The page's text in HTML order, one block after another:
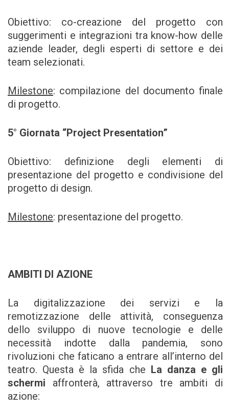
Obiettivo: co-creazione del progetto con
suggerimenti e integrazioni tra know-how delle
aziende leader, degli esperti di settore e dei
team selezionati.
Milestone: compilazione del documento finale
di progetto.
5° Giornata “Project Presentation”
Obiettivo: definizione degli elementi di
presentazione del progetto e condivisione del
progetto di design.
Milestone: presentazione del progetto.
AMBITI DI AZIONE
La digitalizzazione dei servizi e la
remotizzazione delle attività, conseguenza
dello sviluppo di nuove tecnologie e delle
necessità indotte dalla pandemia, sono
rivoluzioni che faticano a entrare all’interno del
teatro. Questa è la sfida che La danza e gli
schermi affronterà, attraverso tre ambiti di
azione: